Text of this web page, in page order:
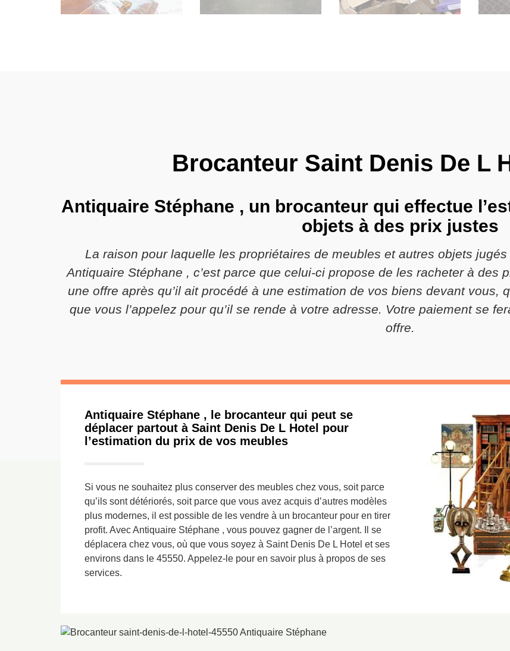
Brocanteur Saint Denis De L
Antiquaire Stéphane , un brocanteur qui effectue
objets à des prix justes
La raison pour laquelle les propriétaires de meubles et autres objets
Antiquaire Stéphane , c’est parce que celui-ci propose de les racheter à des
une offre après qu’il ait procédé à une estimation de vos biens devant vous,
que vous l’appelez pour qu’il se rende à votre adresse. Votre paiement se
offre.
Antiquaire Stéphane , le brocanteur qui peut se
déplacer partout à Saint Denis De L Hotel pour
l’estimation du prix de vos meubles
Si vous ne souhaitez plus conserver des meubles chez vous, soit parce
qu’ils sont détériorés, soit parce que vous avez acquis d’autres modèles
plus modernes, il est possible de les vendre à un brocanteur pour en tirer
profit. Avec Antiquaire Stéphane , vous pouvez gagner de l’argent. Il se
déplacera chez vous, où que vous soyez à Saint Denis De L Hotel et ses
environs dans le 45550. Appelez-le pour en savoir plus à propos de ses
services.